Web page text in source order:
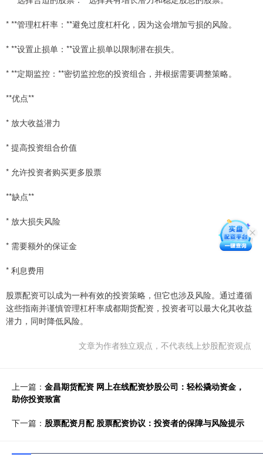
* **管理杠杆率：**避免过度杠杆化，因为这会增加亏损的风险。
* **设置止损单：**设置止损单以限制潜在损失。
* **定期监控：**密切监控您的投资组合，并根据需要调整策略。
**优点**
* 放大收益潜力
* 提高投资组合价值
* 允许投资者购买更多股票
**缺点**
* 放大损失风险
* 需要额外的保证金
* 利息费用
股票配资可以成为一种有效的投资策略，但它也涉及风险。通过遵循
这些指南并谨慎管理杠杆率成都期货配资，投资者可以最大化其收益
潜力，同时降低风险。
文章为作者独立观点，不代表线上炒股配资观点
上一篇： 金昌期货配资 网上在线配资炒股公司：轻松撬动资金，
助你投资致富
下一篇： 股票配资月配 股票配资协议：投资者的保障与风险提示